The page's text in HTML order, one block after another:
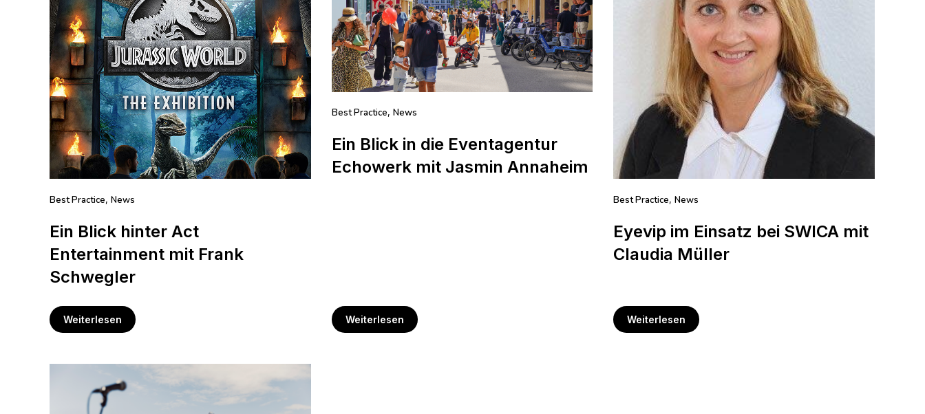
Best Practice, News
Ein Blick hinter Act
Entertainment mit Frank
Schwegler
Weiterlesen
Best Practice, News
Ein Blick in die Eventagentur
Echowerk mit Jasmin Annaheim
Weiterlesen
Best Practice,News
Eyevip im Einsatz bei SWICA mit
Claudia Müller
Weiterlesen